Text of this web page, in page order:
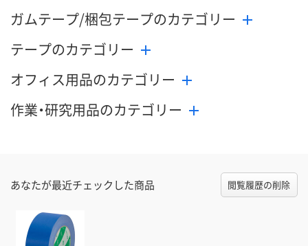
ガムテープ/梱包テープのカテゴリー
テープのカテゴリー
オフィス用品のカテゴリー
作業・研究用品のカテゴリー
あなたが最近チェックした商品 閲覧履歴の削除